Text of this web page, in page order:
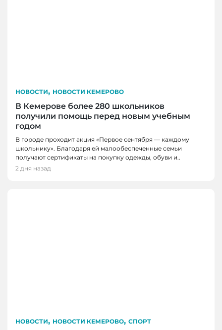
НОВОСТИ, НОВОСТИ КЕМЕРОВО
В Кемерове более 280 школьников
получили помощь перед новым учебным
годом
В городе проходит акция «Первое сентября — каждому
школьнику». Благодаря ей малообеспеченные семьи
получают сертификаты на покупку одежды, обуви и..
2 дня назад
НОВОСТИ, НОВОСТИ КЕМЕРОВО, СПОРТ